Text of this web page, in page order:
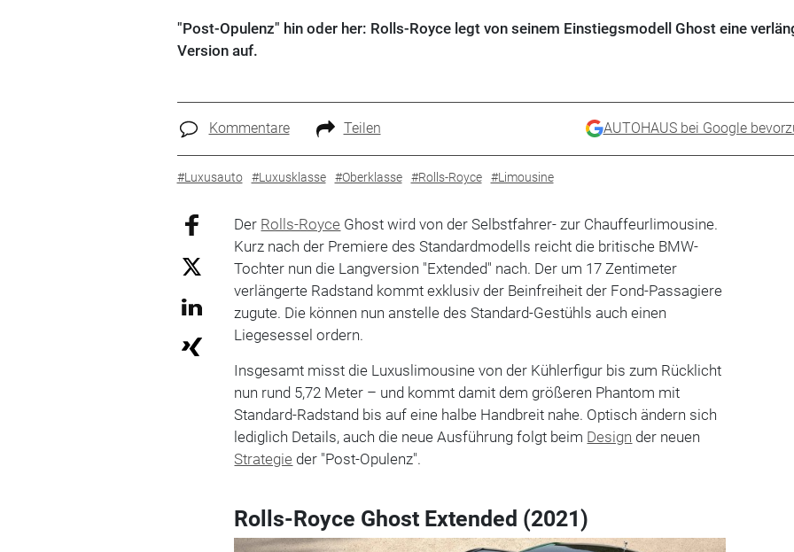
"Post-Opulenz" hin oder her: Rolls-Royce legt von seinem Einstiegsmodell Ghost eine
Version auf.
Kommentare Teilen AUTOHAUS bei Google
#Luxusauto #Luxusklasse #Oberklasse #Rolls-Royce #Limousine
Der Rolls-Royce Ghost wird von der Selbstfahrer- zur Chauffeurlimousine.
Kurz nach der Premiere des Standardmodells reicht die britische BMW-
Tochter nun die Langversion "Extended" nach. Der um 17 Zentimeter
verlängerte Radstand kommt exklusiv der Beinfreiheit der Fond-Passagiere
zugute. Die können nun anstelle des Standard-Gestühls auch einen
Liegesessel ordern.
Insgesamt misst die Luxuslimousine von der Kühlerfigur bis zum Rücklicht
nun rund 5,72 Meter – und kommt damit dem größeren Phantom mit
Standard-Radstand bis auf eine halbe Handbreit nahe. Optisch ändern sich
lediglich Details, auch die neue Ausführung folgt beim Design der neuen
Strategie der "Post-Opulenz".
Rolls-Royce Ghost Extended (2021)